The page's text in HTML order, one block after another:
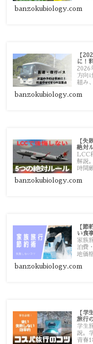
banzokubiology.com
【
に！
2026
方向
組み
banzokubiology.com
【失
絶対
LCC
解説
時間
す。
banzokubiology.com
【節
い食
家族
泊費
地価
banzokubiology.com
【学
旅行
学生
説。
青春